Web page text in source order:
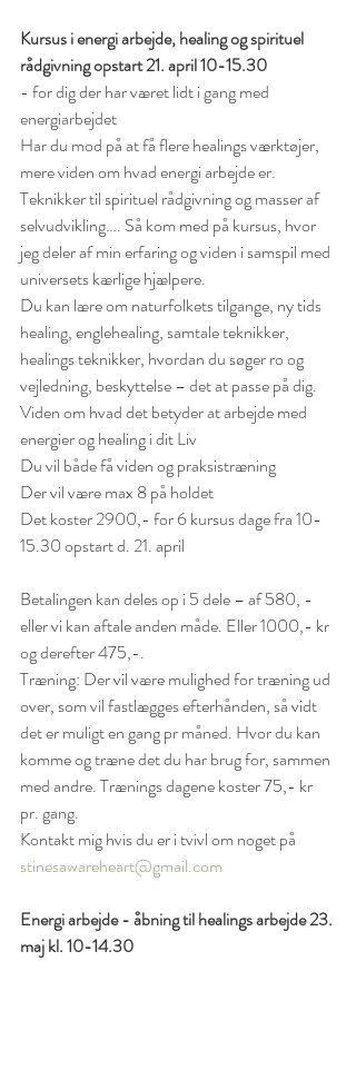
Kursus i energi arbejde, healing og spirituel
rådgivning opstart 21. april 10-15.30
- for dig der har været lidt i gang med
energiarbejdet
Har du mod på at få flere healings værktøjer,
mere viden om hvad energi arbejde er.
Teknikker til spirituel rådgivning og masser af
selvudvikling…. Så kom med på kursus, hvor
jeg deler af min erfaring og viden i samspil med
universets kærlige hjælpere.
Du kan lære om naturfolkets tilgange, ny tids
healing, englehealing, samtale teknikker,
healings teknikker, hvordan du søger ro og
vejledning, beskyttelse – det at passe på dig.
Viden om hvad det betyder at arbejde med
energier og healing i dit Liv
Du vil både få viden og praksistræning
Der vil være max 8 på holdet
Det koster 2900,- for 6 kursus dage fra 10-
15.30 opstart d. 21. april
Betalingen kan deles op i 5 dele – af 580, -
eller vi kan aftale anden måde. Eller 1000,- kr
og derefter 475,-.
Træning: Der vil være mulighed for træning ud
over, som vil fastlægges efterhånden, så vidt
det er muligt en gang pr måned. Hvor du kan
komme og træne det du har brug for, sammen
med andre. Trænings dagene koster 75,- kr
pr. gang.
Kontakt mig hvis du er i tvivl om noget på
stinesawareheart@gmail.com
Energi arbejde - åbning til healings arbejde 23.
maj kl. 10-14.30